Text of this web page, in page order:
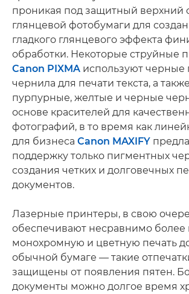
проникая под защитный верхний
глянцевой фотобумаги для
гладкого глянцевого эффекта
обработки. Некоторые струйные
Canon PIXMA используют черные
чернила для печати текста, а
пурпурные, желтые и черные
основе красителей для
фотографий, в то время как
для бизнеса Canon MAXIFY
поддержку только пигментных
создания четких и долговечных
документов.
Лазерные принтеры, в свою
обеспечивают несравнимо
монохромную и цветную печать
обычной бумаге — такие
защищены от появления пятен.
документы можно долгое время